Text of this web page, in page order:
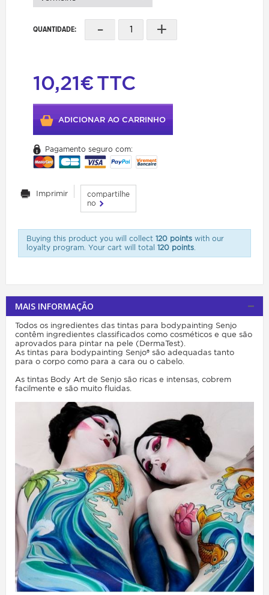
QUANTIDADE: - +
10,21€TTC
ADICIONAR AO CARRINHO
Pagamento seguro com:
Imprimir
compartilhe
no
Buying this product you will collect 120 pointswith our
loyalty program. Your cart will total 120 points.
MAIS INFORMAÇÃO
Todos os ingredientes das tintas para bodypainting Senjo
contêm ingredientes classificados como cosméticos e que são
aprovados para pintar na pele (DermaTest).
As tintas para bodypainting Senjo® são adequadas tanto
para o corpo como para a cara ou o cabelo.
As tintas Body Art de Senjo são ricas e intensas, cobrem
facilmente e são muito fluidas.